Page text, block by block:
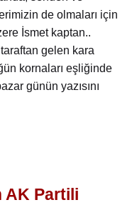
de olmaları için
İsmet kaptan..
gelen kara
kornaları eşliğinde
günün yazısını
AK Partili